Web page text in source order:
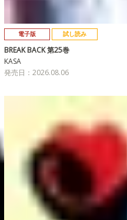
電子版 試し読み
BREAK BACK 第25巻
KASA
発売日：2026.08.06